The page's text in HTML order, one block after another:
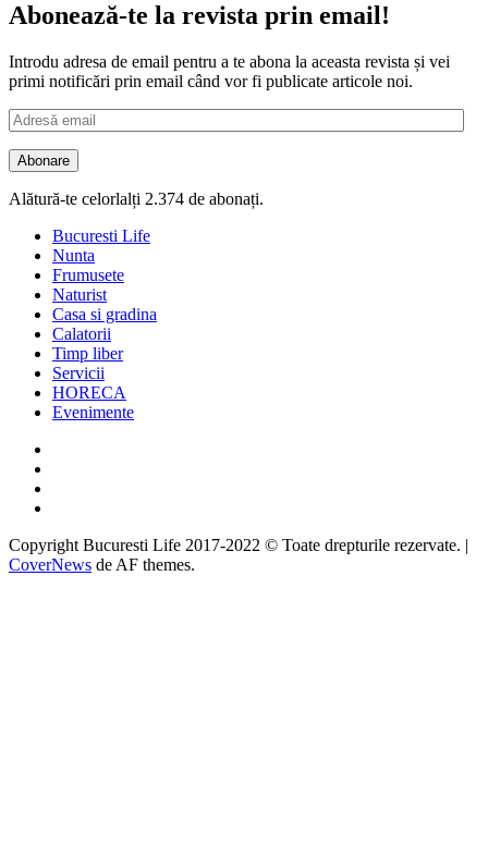
Abonează-te la revista prin email!
Introdu adresa de email pentru a te abona la aceasta revista și vei
primi notificări prin email când vor fi publicate articole noi.
Adresă
email
Abonare
Alătură-te celorlalți 2.374 de abonați.
Bucuresti Life
Nunta
Frumusete
Naturist
Casa si gradina
Calatorii
Timp liber
Servicii
HORECA
Evenimente
Copyright Bucuresti Life 2017-2022 © Toate drepturile rezervate. |
CoverNews de AF themes.